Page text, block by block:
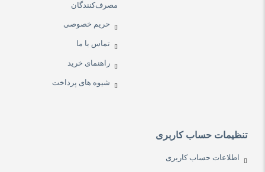
مصرف‌کنندگان
حریم خصوصی
تماس با ما
راهنمای خرید
شیوه های پرداخت
تنظیمات حساب کاربری
اطلاعات حساب کاربری